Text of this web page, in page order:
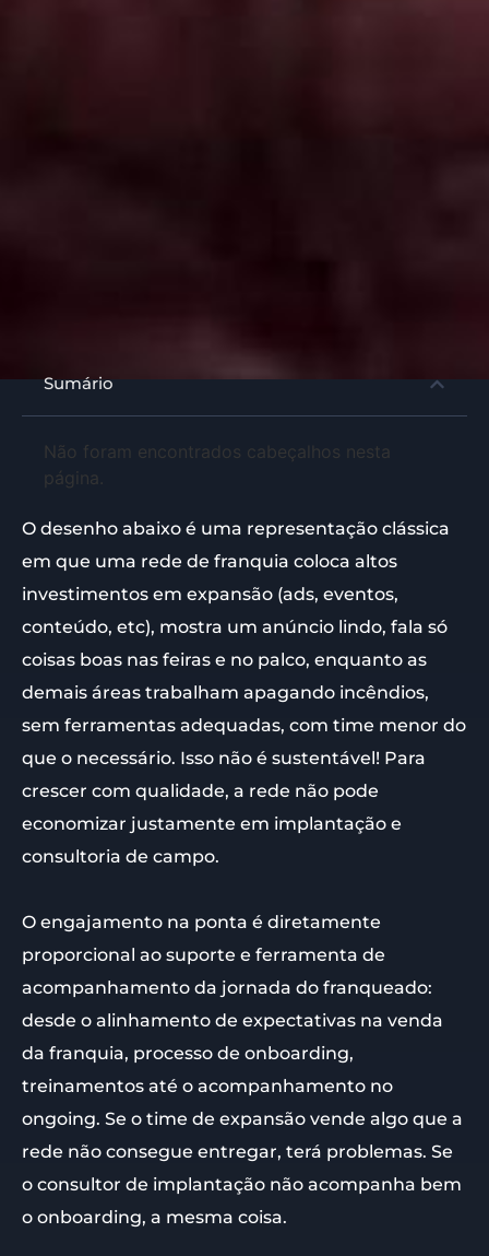
Sumário
Não foram encontrados cabeçalhos nesta
página.
O desenho abaixo é uma representação clássica
em que uma rede de franquia coloca altos
investimentos em expansão (ads, eventos,
conteúdo, etc), mostra um anúncio lindo, fala só
coisas boas nas feiras e no palco, enquanto as
demais áreas trabalham apagando incêndios,
sem ferramentas adequadas, com time menor do
que o necessário. Isso não é sustentável! Para
crescer com qualidade, a rede não pode
economizar justamente em implantação e
consultoria de campo.
O engajamento na ponta é diretamente
proporcional ao suporte e ferramenta de
acompanhamento da jornada do franqueado:
desde o alinhamento de expectativas na venda
da franquia, processo de onboarding,
treinamentos até o acompanhamento no
ongoing. Se o time de expansão vende algo que a
rede não consegue entregar, terá problemas. Se
o consultor de implantação não acompanha bem
o onboarding, a mesma coisa.